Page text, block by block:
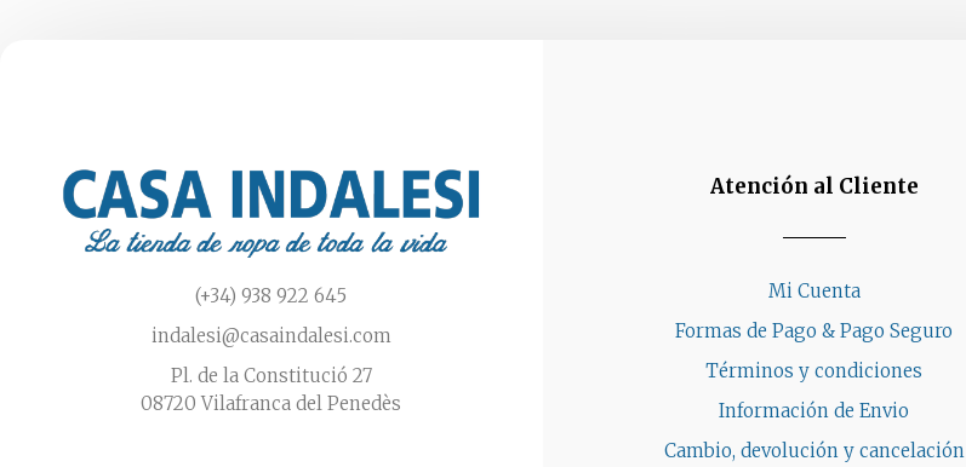
(+34) 938 922 645
indalesi@casaindalesi.com
Pl. de la Constitució 27
08720 Vilafranca del Penedès
Atención al Cliente
Mi Cuenta
Formas de Pago & Pago Seguro
Términos y condiciones
Información de Envio
Cambio, devolución y cancelación